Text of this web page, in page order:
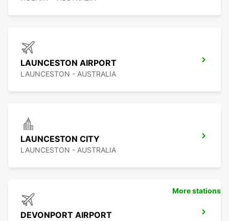
LAUNCESTON AIRPORT
LAUNCESTON - AUSTRALIA
LAUNCESTON CITY
LAUNCESTON - AUSTRALIA
DEVONPORT AIRPORT
More stations